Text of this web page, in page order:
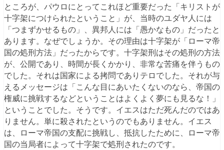
ところが、パウロにとってこれほど重要だった「キリストが
十字架につけられたということ」が、当時のユダヤ人には
「つまずかせるもの」、異邦人には「愚かなもの」だったと
あります。なぜでしょうか。その理由は十字架が「ローマ帝
国の処刑方法」だったからです。十字架刑はその処刑の方法
が、公開であり、時間が長くかかり、非常な苦痛を伴うもの
でした。それは国家による拷問でありテロでした。それが与
えるメッセージは「こんな目にあいたくないのなら、帝国の
権威に挑戦するなどということはよくよく夢にも見るな！」
ということでした。そうです。イエスはただ死んだのではあ
りません。単に殺されたというのでもありません。イエス
は、ローマ帝国の支配に挑戦し、抵抗したために、ローマ帝
国の当局者によって十字架で処刑されたのです。